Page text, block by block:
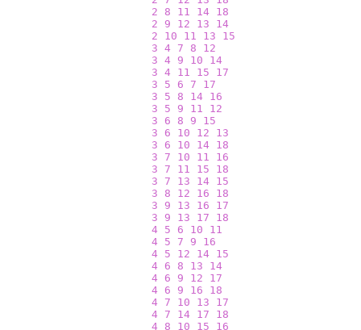
2
8 11 14 18
2
9 12 13
14
2
10 11 13
15
3 4 7 8
12
3 4 9 10
14
3 4 11 15
17
3
5 6 7
17
3
5 8 14 16
3
5 9 11
12
3
6 8 9
15
3
6 10 12
13
3
6 10 14 18
3
7 10 11
16
3
7 11 15
18
3
7 13 14 15
3
8 12 16
18
3
9 13 16
17
3
9 13 17
18
4 5 6 10
11
4 5 7 9
16
4 5 12 14 15
4 6 8 13
14
4 6 9 12
17
4 6 9 16
18
4 7 10 13
17
4 7 14 17
18
4 8 10 15
16